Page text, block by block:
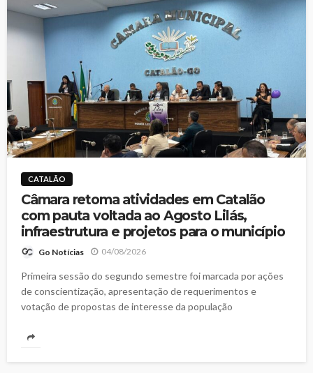
CATALÃO
Câmara retoma atividades em Catalão
com pauta voltada ao Agosto Lilás,
infraestrutura e projetos para o município
Go Notícias 04/08/2026
Primeira sessão do segundo semestre foi marcada por ações
de conscientização, apresentação de requerimentos e
votação de propostas de interesse da população